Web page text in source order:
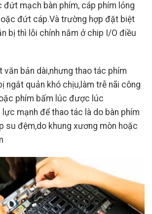
đứt mạch bàn phím, cáp phím lỏng
đứt cáp.Và trường hợp đặt biệt
bị thì lỗi chính nắm ở chip I/O điều
văn bản dài,nhưng thao tác phím
ngắt quản khó chịu,làm trễ nãi công
phím bấm lúc được lúc
lực mạnh để thao tác là do bàn phím
su đệm,do khung xương mòn hoặc